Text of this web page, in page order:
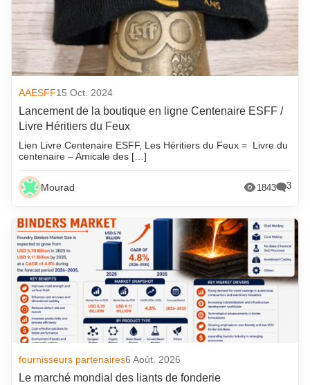
AAESFF15 Oct. 2024
Lancement de la boutique en ligne Centenaire ESFF /
Livre Héritiers du Feux
Lien Livre Centenaire ESFF, Les Héritiers du Feux = Livre du
centenaire – Amicale des […]
Mourad 1843 3
fournisseurs partenaires6 Août. 2026
Le marché mondial des liants de fonderie